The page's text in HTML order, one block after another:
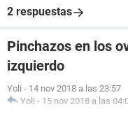
2 respuestas
Pinchazos en los
izquierdo
Yoli - 14 nov 2018 a las 23:57
Yoli - 15 nov 2018 a las